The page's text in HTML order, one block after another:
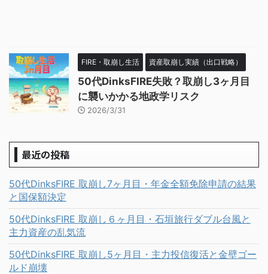
FIRE・取崩し生活 資産取崩し実績（出口戦略）
50代DinksFIRE失敗？取崩し3ヶ月目
に襲いかかる地政学リスク
2026/3/31
最近の投稿
50代DinksFIRE 取崩し7ヶ月目・年金全額免除申請の結果
と国保額決定
50代DinksFIRE 取崩し６ヶ月目・石垣旅行ダブル台風と
主力資産の乱気流
50代DinksFIRE 取崩し5ヶ月目・主力投信復活と金壁ゴー
ルド崩壊